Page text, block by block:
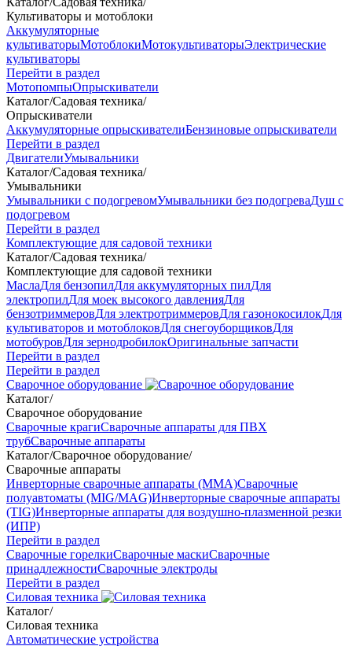
Культиваторы и мотоблоки
Аккумуляторные
культиваторыМотоблокиМотокультиваторыЭлектрические
культиваторы
Перейти в раздел
МотопомпыОпрыскиватели
Каталог/Садовая техника/
Опрыскиватели
Аккумуляторные опрыскивателиБензиновые опрыскиватели
Перейти в раздел
ДвигателиУмывальники
Каталог/Садовая техника/
Умывальники
Умывальники с подогревомУмывальники без подогреваДуш с
подогревом
Перейти в раздел
Комплектующие для садовой техники
Каталог/Садовая техника/
Комплектующие для садовой техники
МаслаДля бензопилДля аккумуляторных пилДля
электропилДля моек высокого давленияДля
бензотриммеровДля электротриммеровДля газонокосилокДля
культиваторов и мотоблоковДля снегоуборщиковДля
мотобуровДля зернодробилокОригинальные запчасти
Перейти в раздел
Перейти в раздел
Сварочное оборудование
Каталог/
Сварочное оборудование
Сварочные крагиСварочные аппараты для ПВХ
трубСварочные аппараты
Каталог/Сварочное оборудование/
Сварочные аппараты
Инверторные сварочные аппараты (ММА)Сварочные
полуавтоматы (MIG/MAG)Инверторные сварочные аппараты
(TIG)Инверторные аппараты для воздушно-плазменной резки
(ИПР)
Перейти в раздел
Сварочные горелкиСварочные маскиСварочные
принадлежностиСварочные электроды
Перейти в раздел
Силовая техника
Каталог/
Силовая техника
Автоматические устройства